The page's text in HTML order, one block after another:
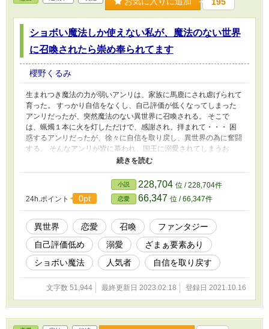
ショボい魔法しか使えない私が、魔法のない世界
に召喚されたら崇め奉られてます
櫻野くるみ
生まれつき魔法の力が弱いアンリは、家族に馬鹿にされ虐げられて
育った。 すっかり自信をなくし、自己評価が低くなってしまった
アンリだったが、突然魔法のない異世界に召喚される。 そこで
は、蝋燭１本に火を灯しただけで、感謝され、拝まれて・・・ 困
惑するアンリだったが、徐々に自信を取り戻し、異世界の為に奮闘
する。 そんなアンリが皆に慕われ、国王に溺愛されてしまうお
話。 アンリの家族のざまぁ要素有り。 予定より恋愛の話になりそ
うなので、カテゴリーをファンタジーから恋愛に変更させていただ
24h.ポイント 0pt
小説 228,704 位 / 228,704件
恋愛 66,347 位 / 66,347件
異世界 恋愛 召喚
ファンタジー
自己評価低め
溺愛
ざまぁ要素あり
ショボい魔法
人気者 自信を取り戻す
文字数 51,944 最終更新日 2023.02.18 登録日 2021.10.16